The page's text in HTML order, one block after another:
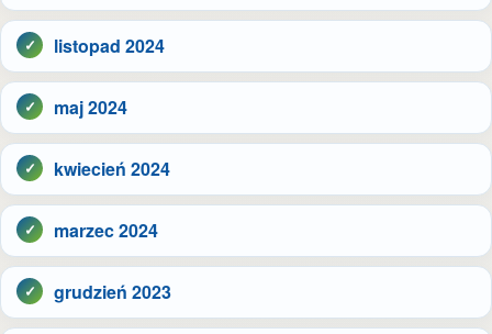
listopad 2024
maj 2024
kwiecień 2024
marzec 2024
grudzień 2023